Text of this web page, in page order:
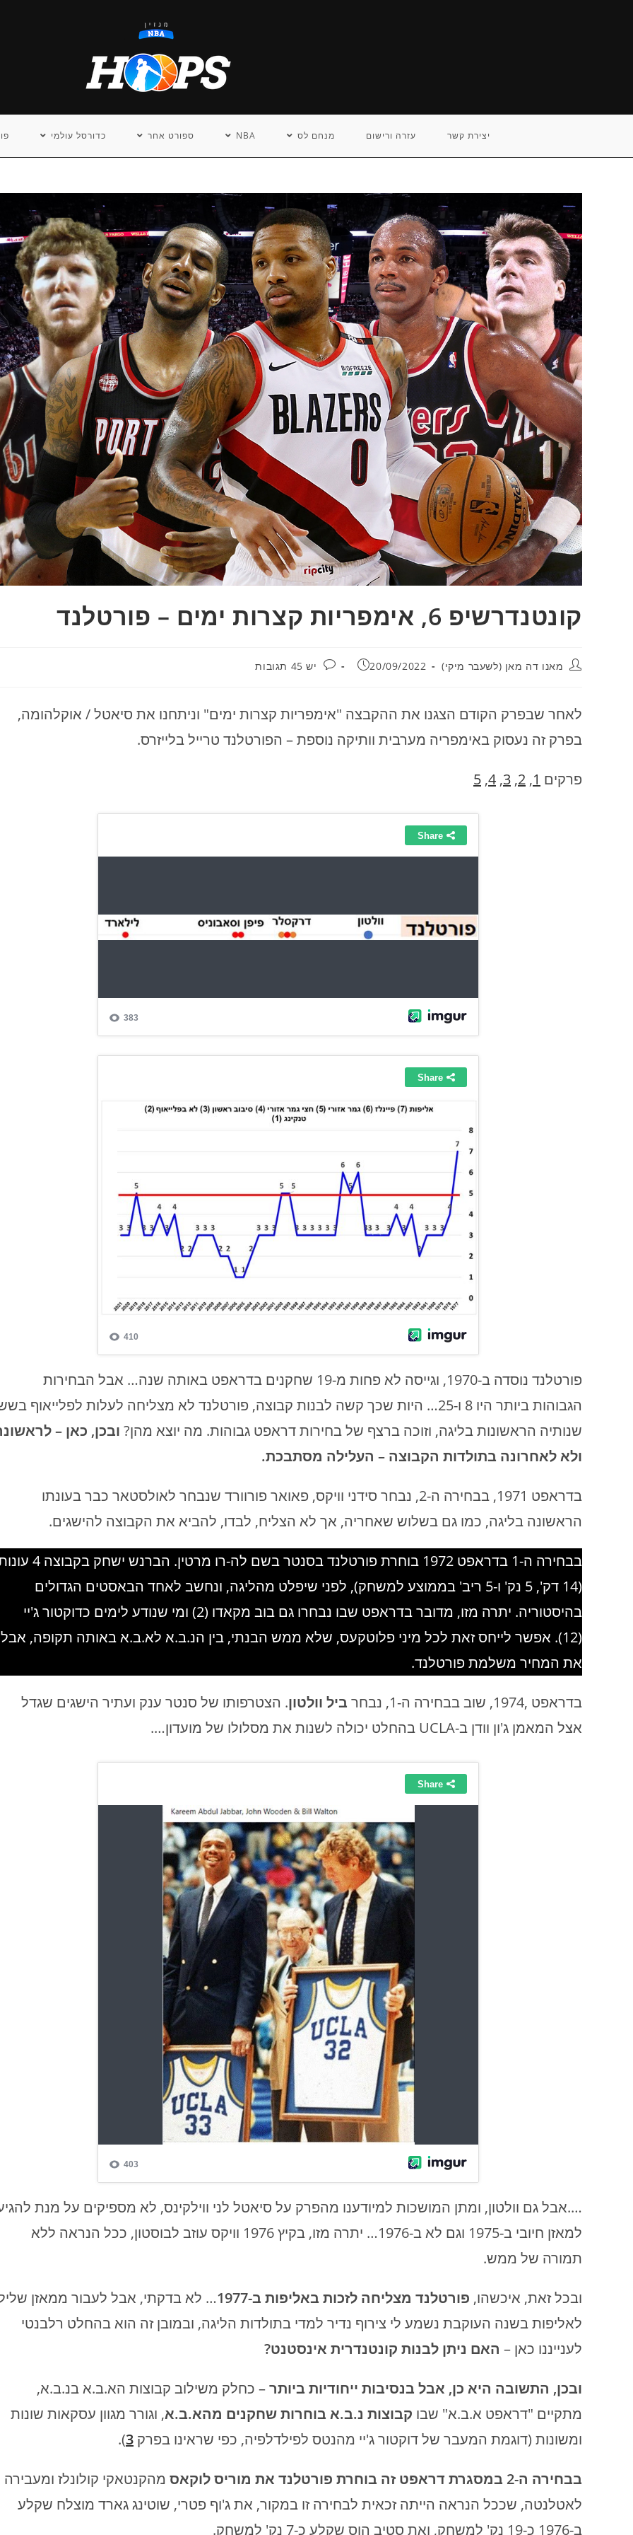
יצירת קשר עזרה ורישום מנחם לס NBA ספורט אחר כדורסל עולמי
קונטנדרשיפ 6, אימפריות קצרות ימים – פורטלנד
מחבר:
מאנו דה מאן (לשעבר מיקי) פורסם:
20/09/2022 תגובות:
יש 45 תגובות
לאחר שבפרק הקודם הצגנו את ההקבצה "אימפריות קצרות ימים" וניתחנו את סיאטל / אוקלהומה,
בפרק זה נעסוק באימפריה מערבית וותיקה נוספת – הפורטלנד טרייל בלייזרס.
פרקים 1
,
2
,
3
,
4
,
5
פורטלנד נוסדה ב-1970, וגייסה לא פחות מ-19 שחקנים בדראפט באותה שנה… אבל הבחירות
הגבוהות ביותר היו 8 ו-25… היות שכך קשה לבנות קבוצה, פורטלנד לא מצליחה לעלות לפלייאוף
שנותיה הראשונות בליגה, וזוכה ברצף של בחירות דראפט גבוהות. מה יוצא מהן? ובכן, כאן –
ולא לאחרונה בתולדות הקבוצה – העלילה מסתבכת.
בדראפט 1971, בבחירה ה-2, נבחר סידני וויקס, פאואר פורוורד שנבחר לאולסטאר כבר בעונתו
הראשונה בליגה, כמו גם בשלוש שאחריה, אך לא הצליח, לבדו, להביא את הקבוצה להישגים.
בבחירה ה-1 בדראפט 1972 בוחרת פורטלנד בסנטר בשם לה-רו מרטין. הברנש
(14 דק', 5 נק' ו-5 ריב' בממוצע למשחק), לפני שיפלט מהליגה, ונחשב לאחד הבאסטים הגדולים
בהיסטוריה. יתרה מזו, מדובר בדראפט שבו נבחרו גם בוב מקאדו (2) ומי שנודע לימים כדוקטור ג'יי
(12). אפשר לייחס זאת לכל מיני פלוטקעס, שלא ממש הבנתי, בין הנ.ב.א לא.ב.א באותה תקופה, אבל
את המחיר משלמת פורטלנד.
בדראפט ,1974, שוב בבחירה ה-1, נבחר ביל וולטון. הצטרפותו של סנטר ענק ועתיר הישגים שגדל
אצל המאמן ג'ון וודן ב-UCLA בהחלט יכולה לשנות את מסלולו של מועדון….
….אבל גם וולטון, ומתן המושכות למיודענו מהפרק על סיאטל לני ווילקינס, לא מספיקים על מנת
למאזן חיובי ב-1975 וגם לא ב-1976… יתרה מזו, בקיץ 1976 וויקס עוזב לבוסטון, ככל הנראה ללא
תמורה של ממש.
ובכל זאת, איכשהו, פורטלנד מצליחה לזכות באליפות ב-1977
… לא בדקתי, אבל לעבור ממאזן
לאליפות בשנה העוקבת נשמע לי צירוף נדיר למדי בתולדות הליגה, ובמובן זה הוא בהחלט רלבנטי
לענייננו כאן – האם ניתן לבנות קונטנדרית אינסטנט?
ובכן, התשובה היא כן, אבל בנסיבות ייחודיות ביותר– כחלק משילוב קבוצות הא.ב.א בנ.ב.א,
מתקיים "דראפט א.ב.א" שבו קבוצות נ.ב.א בוחרות שחקנים מהא.ב.א, וגורר מגוון עסקאות שונות
ומשונות (דוגמת המעבר של דוקטור ג'יי מהנטס לפילדלפיה, כפי שראינו בפרק 3
).
בבחירה ה-2 במסגרת דראפט זה בוחרת פורטלנד את מוריס לוקאס
מהקנטאקי קולונלז ומעבירה
לאטלנטה, שככל הנראה הייתה זכאית לבחירה זו במקור, את ג'וף פטרי, שוטינג גארד מוצלח שקלע
ב-1976 כ-19 נק' למשחק, ואת סטיב הוס שקלע כ-7 נק' למשחק.